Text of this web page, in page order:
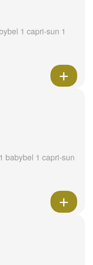
1 capri-sun 1
babybel 1 capri-sun